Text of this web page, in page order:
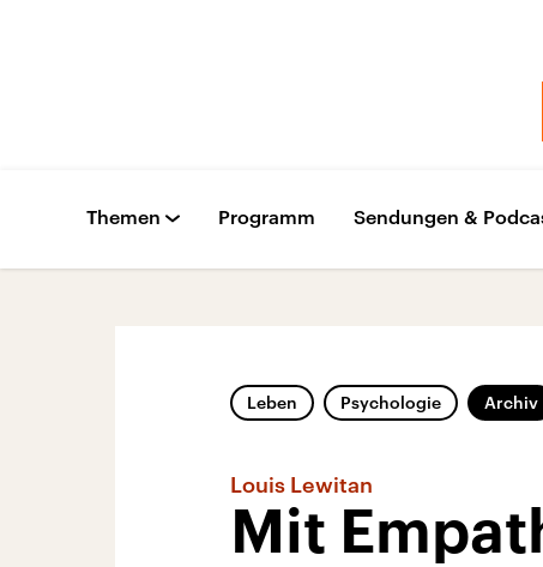
Themen Programm Sendungen &
Leben Psychologie Archiv
Louis Lewitan
Mit